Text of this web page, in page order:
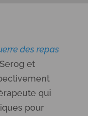
des repas
et
qui
pour